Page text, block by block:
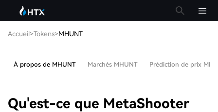
Accueil>Tokens>MHUNT
À propos de MHUNT Marchés MHUNT Prédiction de prix
Qu'est-ce que MetaShooter